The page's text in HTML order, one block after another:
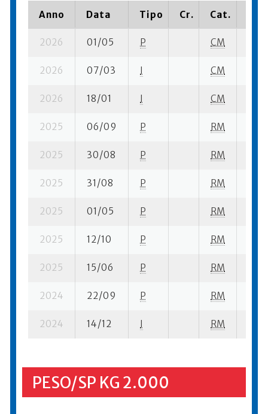
Anno Data Tipo Cr. Cat.
2026 01/05 P CM
2026 07/03 I CM
2026 18/01 I CM
2025 06/09 P RM
2025 30/08 P RM
2025 31/08 P RM
2025 01/05 P RM
2025 12/10 P RM
2025 15/06 P RM
2024 22/09 P RM
2024 14/12 I RM
PESO/SP KG 2.000